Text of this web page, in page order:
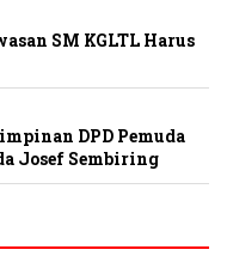
SM KGLTL Harus
DPD Pemuda
Josef Sembiring